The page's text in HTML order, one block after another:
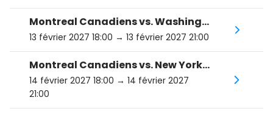
Montreal Canadiens vs. Washington Capitals
13 février 2027 18:00 → 13 février 2027 21:00
Montreal Canadiens vs. New York Rangers
14 février 2027 18:00 → 14 février 2027
21:00